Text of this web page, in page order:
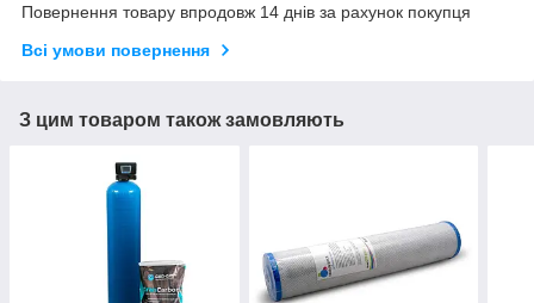
Повернення товару впродовж 14 днів за рахунок покупця
Всі умови повернення
З цим товаром також замовляють